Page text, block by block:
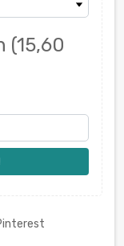
(15,60